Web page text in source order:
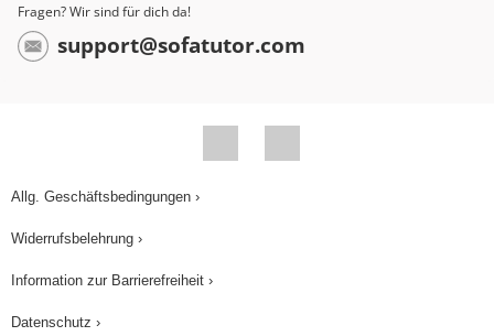
Fragen? Wir sind für dich da!
support@sofatutor.com
Allg. Geschäftsbedingungen ›
Widerrufsbelehrung ›
Information zur Barrierefreiheit ›
Datenschutz ›